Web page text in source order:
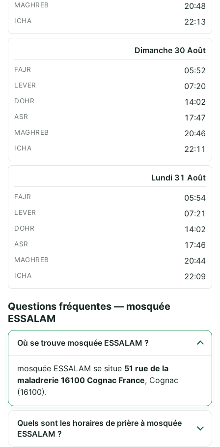
20:48
22:13
Dimanche 30 Août
05:52
07:20
14:02
17:47
20:46
22:11
Lundi 31 Août
05:54
07:21
14:02
17:46
20:44
22:09
Questions fréquentes — mosquée
ESSALAM
Où se trouve mosquée ESSALAM ?
mosquée ESSALAM se situe 51 rue de la
maladrerie 16100 Cognac France, Cognac
(16100).
Quels sont les horaires de prière à mosquée
ESSALAM ?